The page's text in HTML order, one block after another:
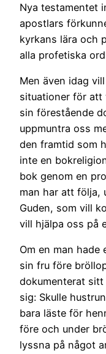
Nya testamentet
apostlars
kyrkans lära och
alla profetiska
Men även idag
situationer för att
sin förestående
uppmuntra oss
den framtid som
inte en
bok genom en
man har att följa,
Guden, som vill
vill hjälpa oss på
Om en man hade
sin fru före
dokumenterat
sig: Skulle
bara läste för
före och under
lyssna på något